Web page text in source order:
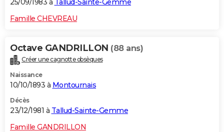
25/09/1983 à
Tallud-Sainte-Gemme
Famille CHEVREAU
Octave GANDRILLON (88 ans)
Créer une cagnotte obsèques
Naissance
10/10/1893 à Montournais
Décès
23/12/1981 à Tallud-Sainte-Gemme
Famille GANDRILLON